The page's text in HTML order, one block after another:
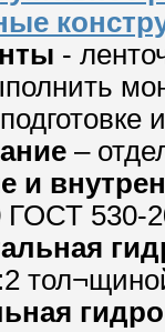
-
–
и
ГОСТ 530-